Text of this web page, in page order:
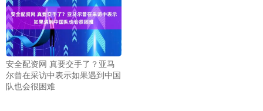
安全配资网 真要交手了？亚马
尔曾在采访中表示如果遇到中国
队也会很困难